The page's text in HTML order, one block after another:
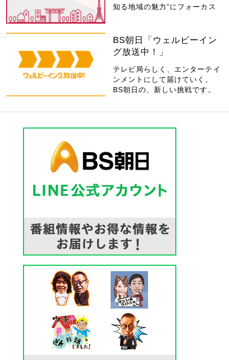
知る地域の魅力”にフォーカス
BS朝日「ウェルビーイン
グ放送中！」
テレビ局らしく、エンターテイ
ンメントにして届けていく。
BS朝日の、新しい挑戦です。